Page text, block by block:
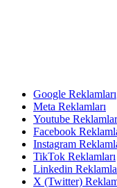
Google Reklamları
Meta Reklamları
Youtube
Facebook
Instagram
TikTok Reklamları
Linkedin
X (Twitter)